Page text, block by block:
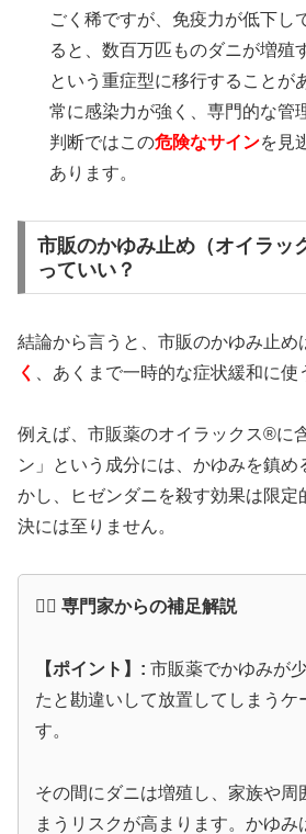
ごく稀ですが、免疫力が低下し
ると、数百万匹ものダニが増殖
という重症型に移行することが
常に感染力が強く、専門的な管
判断ではこの危険なサインを見
あります。
市販のかゆみ止め（オイラッ
っていい？
結論から言うと、市販のかゆみ止め
く
、あくまで一時的な症状緩和に使
例えば、市販薬のオイラックス®に
ン」という成分には、かゆみを鎮め
かし、ヒゼンダニを殺す効果は限定
決には至りません。
👨‍⚕️ 専門家からの補足解説
【ポイント】: 市販薬でかゆみが
たと勘違いして放置してしまうケ
す。
その間にダニは増殖し、家族や周
まうリスクが高まります。かゆみ